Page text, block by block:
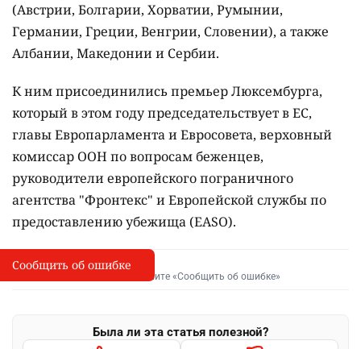
(Австрии, Болгарии, Хорватии, Румынии,
Германии, Греции, Венгрии, Словении), а также
Албании, Македонии и Сербии.
К ним присоединились премьер Люксембурга,
который в этом году председательствует в ЕС,
главы Европарламента и Евросовета, верховный
комиссар ООН по вопросам беженцев,
руководители европейского пограничного
агентства "Фронтекс" и Европейской службы по
предоставлению убежища (EASO).
I
Сообщить об опечатке
Выделите фрагмент и нажмите «Сообщить об ошибке»
Была ли эта статья полезной?
Сообщить об ошибке